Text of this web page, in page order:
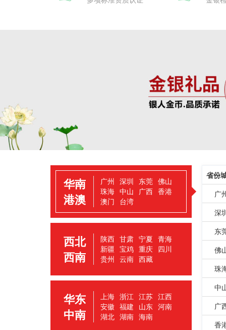
华南
港澳
广州 深圳 东莞 佛山
珠海 中山 广西 香港
澳门 台湾
西北
西南
陕西 甘肃 宁夏 青海
新疆 宝鸡 重庆 四川
贵州 云南 西藏
华东
中南
上海 浙江 江苏 江西
安徽 福建 山东 河南
湖北 湖南 海南
省份
广
深
东
佛
珠
中
广
香